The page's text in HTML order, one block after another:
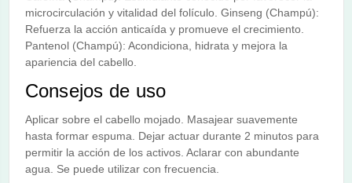
microcirculación y vitalidad del folículo. Ginseng (Champú):
Refuerza la acción anticaída y promueve el crecimiento.
Pantenol (Champú): Acondiciona, hidrata y mejora la
apariencia del cabello.
Consejos de uso
Aplicar sobre el cabello mojado. Masajear suavemente
hasta formar espuma. Dejar actuar durante 2 minutos para
permitir la acción de los activos. Aclarar con abundante
agua. Se puede utilizar con frecuencia.